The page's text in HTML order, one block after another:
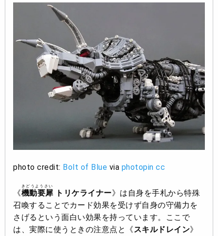
photo credit: Bolt of Blue via photopin cc
《機動要犀
きどうようさい
トリケライナー》は自身を手札から特殊
召喚することでカード効果を受けず自身の守備力を
さげるという面白い効果を持っています。ここで
は、実際に使うときの注意点と《スキルドレイン》